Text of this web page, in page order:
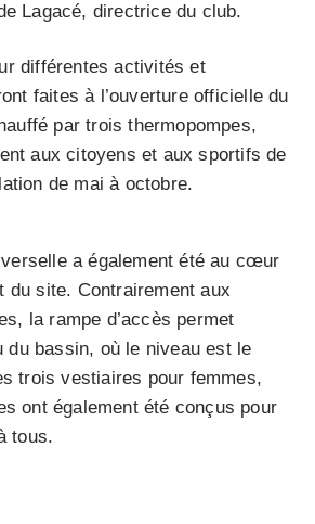
Lagacé, directrice du club.
différentes activités et
faites à l’ouverture officielle du
par trois thermopompes,
aux citoyens et aux sportifs de
de mai à octobre.
a également été au cœur
du site. Contrairement aux
la rampe d’accès permet
du bassin, où le niveau est le
trois vestiaires pour femmes,
ont également été conçus pour
tous.